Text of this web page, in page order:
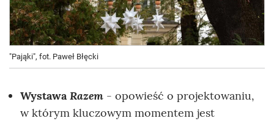
"Pająki", fot. Paweł Błęcki
WystawaRazem - opowieść o projektowaniu,
w którym kluczowym momentem jest